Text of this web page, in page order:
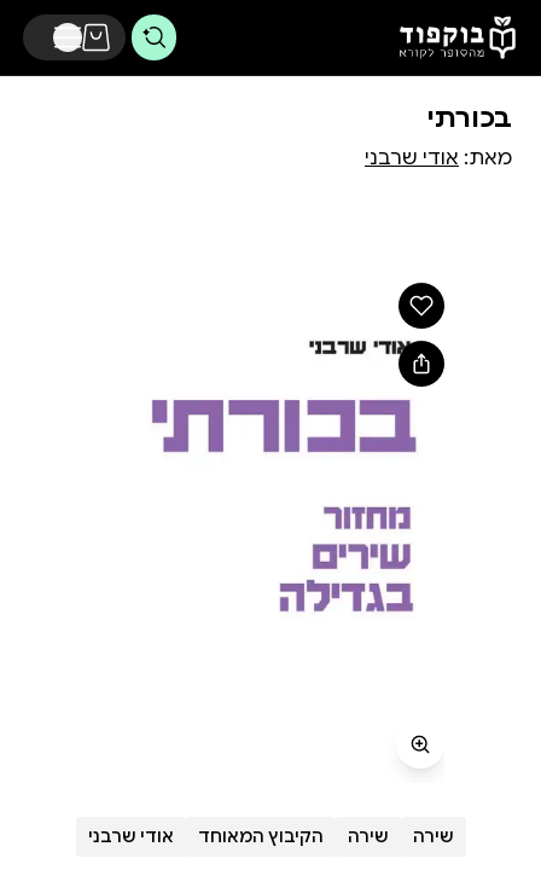
דלג לתוכן הראשי
בכורתי
מאת: אודי שרבני
שירה שירה הקיבוץ המאוחד אודי שרבני